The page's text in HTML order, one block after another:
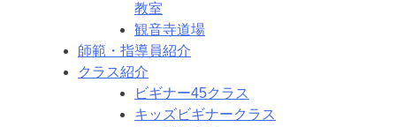
教室
観音寺道場
師範・指導員紹介
クラス紹介
ビギナー45クラス
キッズビギナークラス